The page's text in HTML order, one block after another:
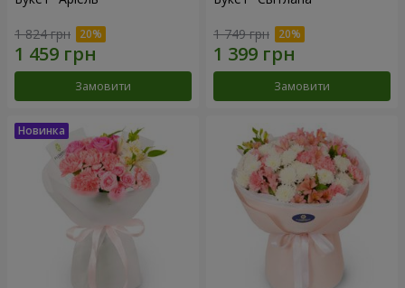
1 824 грн
Замовити
1 749 грн
Замовити